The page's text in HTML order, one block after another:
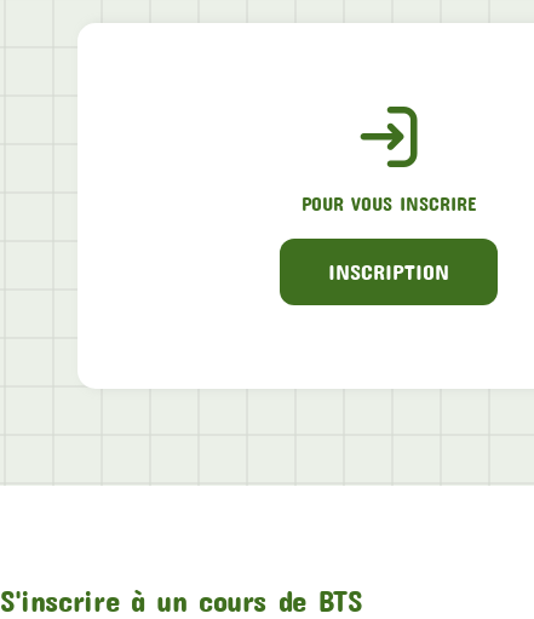
POUR VOUS INSCRIRE
INSCRIPTION
S'inscrire à un cours de BTS